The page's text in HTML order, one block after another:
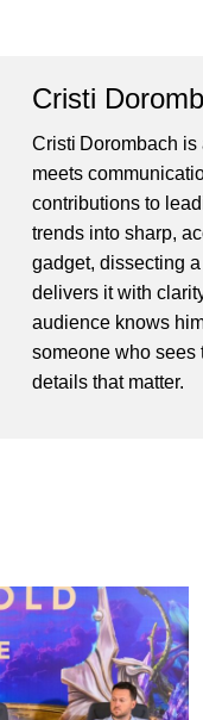
Cristi
Cristi Dorombach
meets
contributions to
trends into sharp,
gadget, dissecting
delivers it with
audience knows
someone who sees
details that matter.